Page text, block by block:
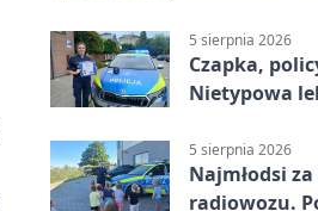
5 sierpnia 2026
Czapka,
Nietypowa
5 sierpnia 2026
Najmłodsi
radiowozu.